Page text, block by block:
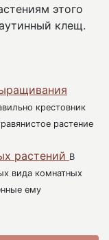
этого
клещ.
крестовник
растение
растений В
вида комнатных
ему